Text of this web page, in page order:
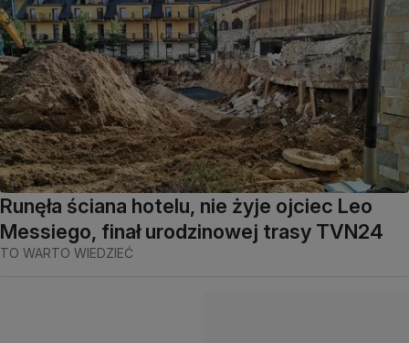
Runęła ściana hotelu, nie żyje ojciec Leo
Messiego, finał urodzinowej trasy TVN24
TO WARTO WIEDZIEĆ